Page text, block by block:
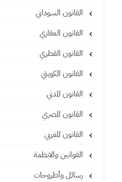
القانون السوداني
القانون العقاري
القانون القطري
القانون الكويتي
القانون المدني
القانون المصري
القانون المغربي
القوانين والانظمة
رسائل وأطروحات